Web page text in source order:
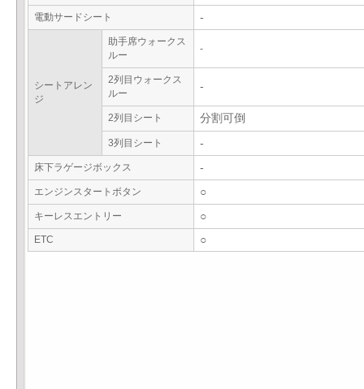
電動サードシート -
シートアレン
ジ
助手席ウォークス
ルー
-
2列目ウォークス
ルー
-
2列目シート 分割可倒
3列目シート -
床下ラゲージボックス -
エンジンスタートボタン ○
キーレスエントリー ○
ETC ○